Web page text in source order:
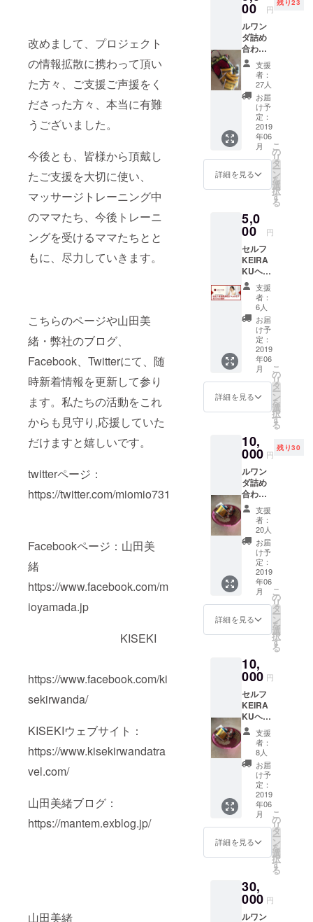
改めまして、プロジェクト
の情報拡散に携わって頂い
た方々、ご支援ご声援をく
ださった方々、本当に有難
うございました。
今後とも、皆様から頂戴し
たご支援を大切に使い、
マッサージトレーニング中
のママたち、今後トレーニ
ングを受けるママたちとと
もに、尽力していきます。
こちらのページや山田美
緒・弊社のブログ、
Facebook、Twitterにて、随
時新着情報を更新して参り
ます。私たちの活動をこれ
からも見守り,応援していた
だけますと嬉しいです。
twitterページ：
https://twitter.com/miomio731
Facebookページ：山田美
緒
https://www.facebook.com/m
ioyamada.jp
KISEKI
https://www.facebook.com/ki
sekirwanda/
KISEKIウェブサイト：
https://www.kisekirwandatra
vel.com/
山田美緒ブログ：
https://mantem.exblog.jp/
山田美緒
独自転車縦
断達成、そ
の後世界各
地25か国を
自転車で走
る。著書に
『マンゴー
と丸坊主』
（幻冬舎）
『満点バイ
ク』（木楽
舎）など、
『自転車は
ぐ』を合言
葉に国内外
で500回以上
の講演活
動、2011年
一般社団法
人コグウェ
イを立ち上
げ四国にて
サイクリン
グツーリズ
ムの先駆け
となる世界
ストを集め
た自転車ツ
アーを毎年
開催するな
どサイクリ
ストとして
活動する。
2020年には
ルワンダで
ルワンダ
ディスカバ
リーライド
を企画して
ガポールに
年ルワンダ
に移住。
2017年1月、
首都キガリ
の高級住宅
街にKISEKI
Japanese
Restaurant
をオープ
ン、現地ス
名、日本人
シェフとイ
ンターンが
00 円
ルワン
ダ詰め
合わせ
小 紅
茶5杯
分、み
つろう
リッ
プ、ア
フリカ
の布の
支援
者：
27人
お届
け予
定：
2019
年06
月
詳細を見る
こ
の
リ
タ
ー
ン
を
選
択
す
る
5,0
00 円
セルフ
KEIRA
KUヘッ
ドケア
オンラ
イン教
材 ＆ ル
ワンダ
セット
支援
者：
6人
お届
け予
定：
2019
年06
月
詳細を見る
こ
の
リ
タ
ー
ン
を
選
択
す
る
10,
000 円
残り30
ルワン
ダ詰め
合わせ
大 ル
ワンダ
コー
ヒー、
はちみ
つ、み
つろう
リッ
プ、手
編みの
カゴ
支援
者：
20人
お届
け予
定：
2019
年06
月
詳細を見る
こ
の
リ
タ
ー
ン
を
選
択
す
る
10,
000 円
セルフ
KEIRA
KUヘッ
ドケア
オンラ
イン教
材 セル
フ骨盤
矯正エ
クササ
イズオ
ンライ
ン教材
＆ ルワ
ンダ
セット
支援
者：
8人
お届
け予
定：
2019
年06
月
詳細を見る
こ
の
リ
タ
ー
ン
を
選
択
す
る
30,
000 円
ルワン